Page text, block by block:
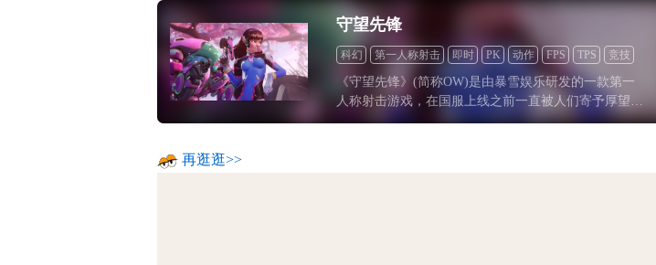
守望先锋
科幻 第一人称射击 即时 PK 动作 FPS TPS
竞技
射击
《守望先锋》(简称OW)是由暴雪娱乐研发的一款第一
人称射击游戏，在国服上线之前一直被人们寄予厚望，
例如“FPS游戏终于和英雄扮演结合起来”、“手残玩家也
再逛逛>>